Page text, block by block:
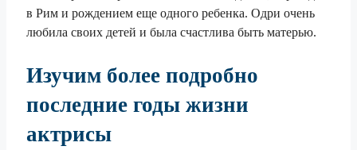
в Рим и рождением еще одного ребенка. Одри очень
любила своих детей и была счастлива быть матерью.
Изучим более подробно
последние годы жизни
актрисы